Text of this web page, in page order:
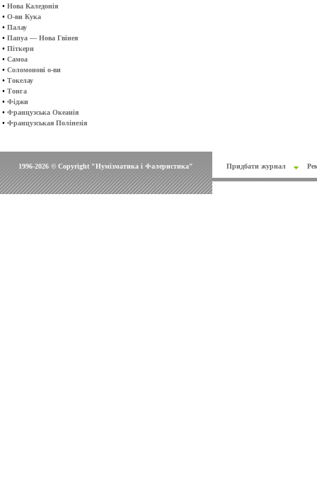
• Нова Каледонія
• О-ви Кука
• Палау
• Папуа — Нова Гвінея
• Піткерн
• Самоа
• Соломонові о-ви
• Токелау
• Тонга
• Фіджи
• Французська Океанія
• Французськая Полінезія
1996-2026 © Copyright "Нумізматика і Фалеристика" Придбати журнал